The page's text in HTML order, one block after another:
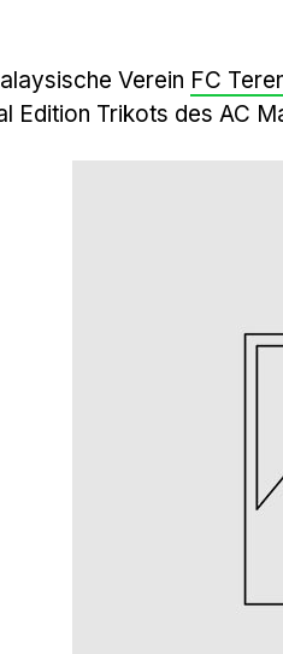
Verein FC
Edition Trikots des AC